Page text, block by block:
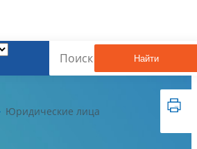
Найти
Юридические лица